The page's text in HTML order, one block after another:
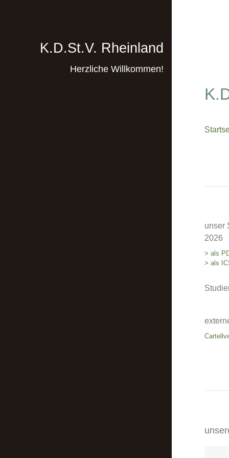
K.D.St.V. Rheinland
Herzliche Willkommen!
unser
2026
> als
> als